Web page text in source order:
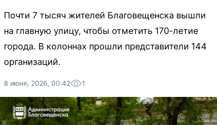
Почти 7 тысяч жителей Благовещенска вышли
на главную улицу, чтобы отметить 170-летие
города. В колоннах прошли представители 144
организаций.
8 июня, 2026, 00:42 1